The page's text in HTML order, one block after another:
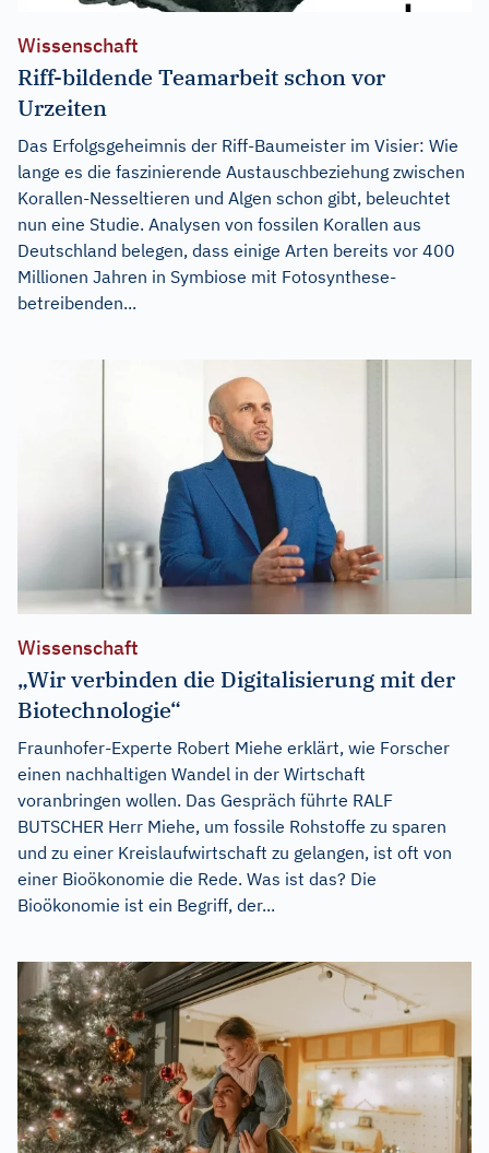
Wissenschaft
Riff-bildende Teamarbeit schon vor
Urzeiten
Das Erfolgsgeheimnis der Riff-Baumeister im Visier: Wie
lange es die faszinierende Austauschbeziehung zwischen
Korallen-Nesseltieren und Algen schon gibt, beleuchtet
nun eine Studie. Analysen von fossilen Korallen aus
Deutschland belegen, dass einige Arten bereits vor 400
Millionen Jahren in Symbiose mit Fotosynthese-
betreibenden...
Wissenschaft
„Wir verbinden die Digitalisierung mit der
Biotechnologie“
Fraunhofer-Experte Robert Miehe erklärt, wie Forscher
einen nachhaltigen Wandel in der Wirtschaft
voranbringen wollen. Das Gespräch führte RALF
BUTSCHER Herr Miehe, um fossile Rohstoffe zu sparen
und zu einer Kreislaufwirtschaft zu gelangen, ist oft von
einer Bioökonomie die Rede. Was ist das? Die
Bioökonomie ist ein Begriff, der...